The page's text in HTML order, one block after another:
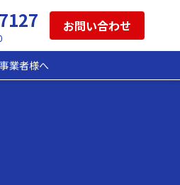
お問い合わせ
業者様へ